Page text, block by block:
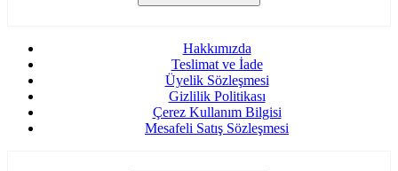
Hakkımızda
Teslimat ve İade
Üyelik Sözleşmesi
Gizlilik Politikası
Çerez Kullanım Bilgisi
Mesafeli Satış Sözleşmesi